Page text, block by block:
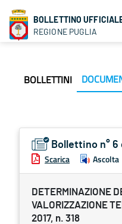
BOLLETTINO
REGIONE PUGLIA
BOLLETTINI
Bollettino n° 6
Scarica Ascolta
DETERMINAZIONE
VALORIZZAZIONE
2017, n. 318